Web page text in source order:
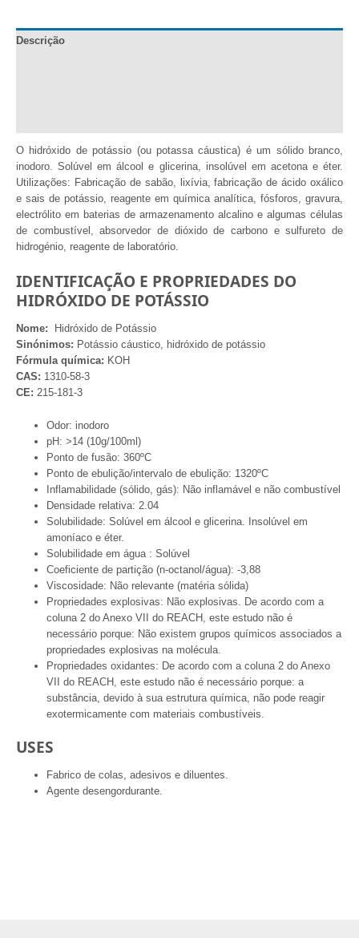
Descrição
O hidróxido de potássio (ou potassa cáustica) é um sólido branco,
inodoro. Solúvel em álcool e glicerina, insolúvel em acetona e éter.
Utilizações: Fabricação de sabão, lixívia, fabricação de ácido oxálico
e sais de potássio, reagente em química analítica, fósforos, gravura,
electrólito em baterias de armazenamento alcalino e algumas células
de combustível, absorvedor de dióxido de carbono e sulfureto de
hidrogénio, reagente de laboratório.
IDENTIFICAÇÃO E PROPRIEDADES DO
HIDRÓXIDO DE POTÁSSIO
Nome:
Hidróxido de Potássio
Sinónimos: Potássio cáustico, hidróxido de potássio
Fórmula química: KOH
CAS: 1310-58-3
CE: 215-181-3
Odor: inodoro
pH: >14 (10g/100ml)
Ponto de fusão: 360ºC
Ponto de ebulição/intervalo de ebulição: 1320ºC
Inflamabilidade (sólido, gás): Não inflamável e não combustível
Densidade relativa: 2.04
Solubilidade: Solúvel em álcool e glicerina. Insolúvel em
amoníaco e éter.
Solubilidade em água : Solúvel
Coeficiente de partição (n-octanol/água): -3,88
Viscosidade: Não relevante (matéria sólida)
Propriedades explosivas: Não explosivas. De acordo com a
coluna 2 do Anexo VII do REACH, este estudo não é
necessário porque: Não existem grupos químicos associados a
propriedades explosivas na molécula.
Propriedades oxidantes: De acordo com a coluna 2 do Anexo
VII do REACH, este estudo não é necessário porque: a
substância, devido à sua estrutura química, não pode reagir
exotermicamente com materiais combustíveis.
USES
Fabrico de colas, adesivos e diluentes.
Agente desengordurante.